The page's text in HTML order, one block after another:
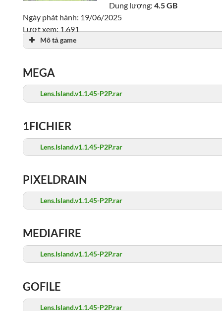
Dung lượng:4.5 GB
Ngày phát hành: 19/06/2025
Lượt xem: 1,691
Mô tả game
MEGA
Lens.Island.v1.1.45-P2P.rar
1FICHIER
Lens.Island.v1.1.45-P2P.rar
PIXELDRAIN
Lens.Island.v1.1.45-P2P.rar
MEDIAFIRE
Lens.Island.v1.1.45-P2P.rar
GOFILE
Lens.Island.v1.1.45-P2P.rar